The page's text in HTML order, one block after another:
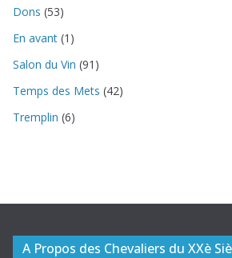
Dons (53)
En avant (1)
Salon du Vin (91)
Temps des Mets (42)
Tremplin (6)
A Propos des Chevaliers du XXè